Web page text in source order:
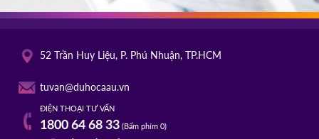
52 Trần Huy Liệu, P. Phú Nhuận, TP.HCM
tuvan@duhocaau.vn
ĐIỆN THOẠI TƯ VẤN
1800 64 68 33(Bấm phím 0)